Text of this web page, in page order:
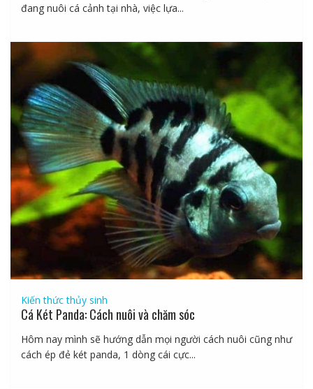
đang nuôi cá cảnh tại nhà, việc lựa...
Kiến thức thủy sinh
Cá Két Panda: Cách nuôi và chăm sóc
Hôm nay mình sẽ hướng dẫn mọi người cách nuôi cũng như
cách ép đẻ két panda, 1 dòng cái cực...